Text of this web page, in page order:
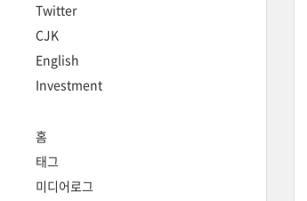
Twitter
CJK
English
Investment
홈
태그
미디어로그